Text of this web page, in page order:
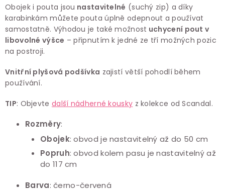
Obojek i pouta jsou nastavitelné (suchý zip) a díky
karabinkám můžete pouta úplně odepnout a používat
samostatně. Výhodou je také možnost uchycení pout v
libovolné výšce – připnutím k jedné ze tří možných pozic
na postroji.
Vnitřní plyšová podšívka zajistí větší pohodlí během
používání.
TIP: Objevte další nádherné kousky z kolekce od Scandal.
Rozměry:
Obojek: obvod je nastavitelný až do 50 cm
Popruh: obvod kolem pasu je nastavitelný až
do 117 cm
Barva: černo-červená